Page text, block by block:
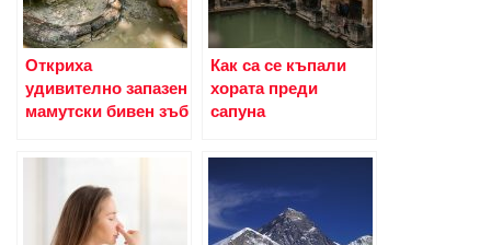
Откриха
удивително запазен
мамутски бивен зъб
Как са се къпали
хората преди
сапуна